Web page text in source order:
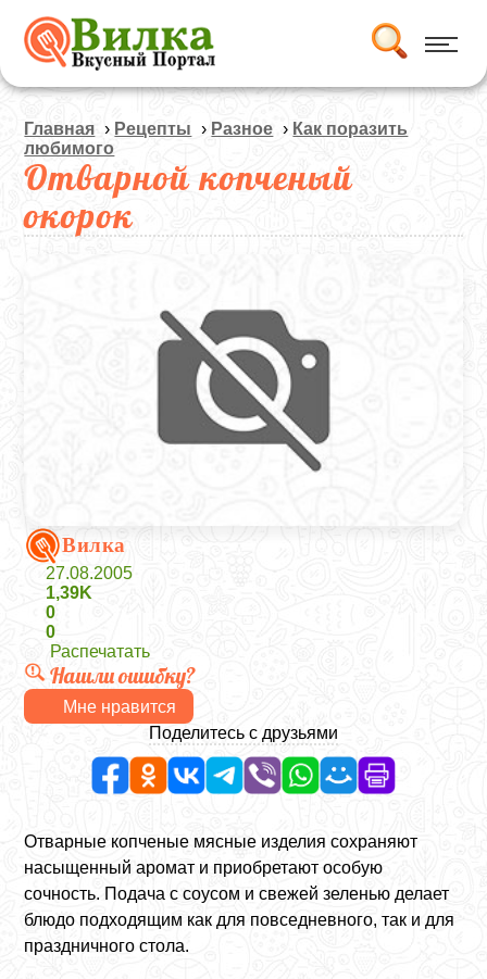
Главная › Рецепты › Разное › Как поразить
любимого
Отварной копченый
окорок
Вилка
27.08.2005
1,39K
0
0
Распечатать
Нашли ошибку?
Мне нравится
Поделитесь с друзьями
Отварные копченые мясные изделия сохраняют
насыщенный аромат и приобретают особую
сочность. Подача с соусом и свежей зеленью делает
блюдо подходящим как для повседневного, так и для
праздничного стола.